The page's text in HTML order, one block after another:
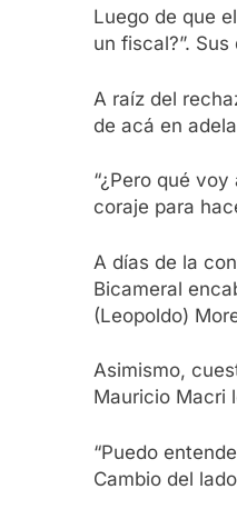
Luego de que
un fiscal?”.
A raíz del
de acá en
“¿Pero qué
coraje para
A días de la
Bicameral
(Leopoldo)
Asimismo,
Mauricio Macri
“Puedo
Cambio del